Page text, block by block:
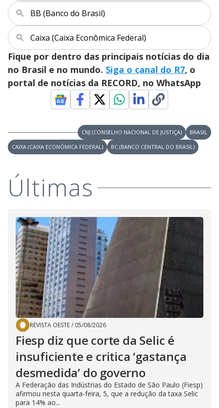
V
i
d
e
o
u
o
BB (Banco do Brasil)
Caixa (Caixa Econômica Federal)
Fique por dentro das principais notícias do dia
no Brasil e no mundo. Siga o canal do R7, o
portal de notícias da RECORD, no WhatsApp
CNJ (CONSELHO NACIONAL DE JUSTIÇA)
BRASIL
CAIXA (CAIXA ECONÔMICA FEDERAL)
BC (BANCO CENTRAL DO BRASIL)
Últimas
REVISTA OESTE/ 05/08/2026
Fiesp diz que corte da Selic é
insuficiente e critica ‘gastança
desmedida’ do governo
A Federação das Indústrias do Estado de São Paulo (Fiesp)
afirmou nesta quarta-feira, 5, que a redução da taxa Selic
para 14% ao...